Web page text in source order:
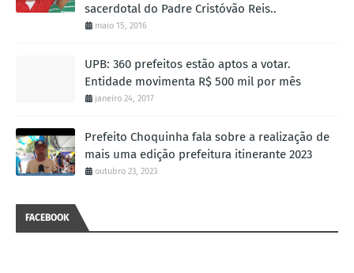
sacerdotal do Padre Cristóvão Reis..
maio 15, 2016
UPB: 360 prefeitos estão aptos a votar.
Entidade movimenta R$ 500 mil por mês
janeiro 24, 2017
Prefeito Choquinha fala sobre a realização de
mais uma edição prefeitura itinerante 2023
outubro 23, 2023
FACEBOOK